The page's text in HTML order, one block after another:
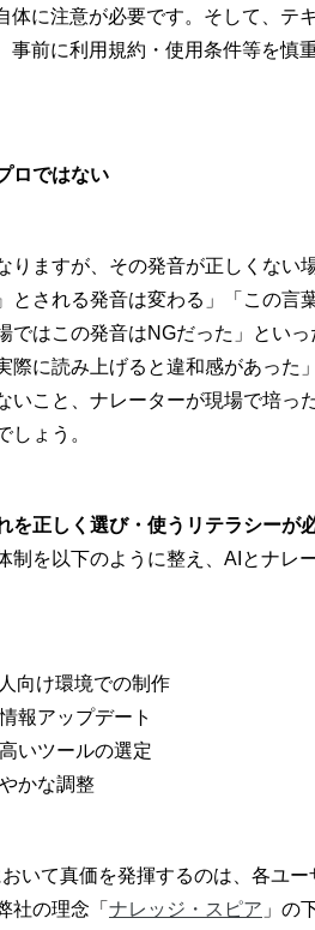
体に注意が必要です。そして、テ
前に利用規約・使用条件等を慎
ロではない
ますが、その発音が正しくない
される発音は変わる」「この言
ではこの発音はNGだった」とい
際に読み上げると違和感があった
いこと、ナレーターが現場で培っ
ょう。
を正しく選び・使うリテラシーが
を以下のように整え、AIとナレ
向け環境での制作
報アップデート
いツールの選定
かな調整
いて真価を発揮するのは、各ユー
社の理念「 ナレッジ・スピア 」の